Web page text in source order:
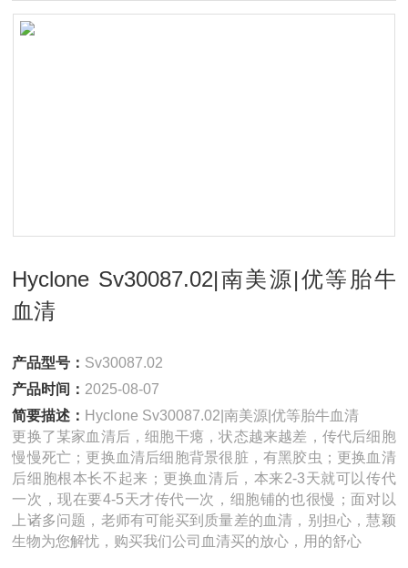
Hyclone Sv30087.02|南美源|优等胎牛
血清
产品型号： Sv30087.02
产品时间： 2025-08-07
简要描述： Hyclone Sv30087.02|南美源|优等胎牛血清
更换了某家血清后，细胞干瘪，状态越来越差，传代后细胞
慢慢死亡；更换血清后细胞背景很脏，有黑胶虫；更换血清
后细胞根本长不起来；更换血清后，本来2-3天就可以传代
一次，现在要4-5天才传代一次，细胞铺的也很慢；面对以
上诸多问题，老师有可能买到质量差的血清，别担心，慧颖
生物为您解忧，购买我们公司血清买的放心，用的舒心